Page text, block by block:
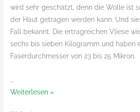
wird sehr geschätzt, denn die Wolle ist
der Haut getragen werden kann. Und
Fall bekannt. Die ertragreichen Vliese
sechs bis sieben Kilogramm und haben
Faserdurchmesser von 23 bis 25 Mikron.
…
Beartooth
Weiterlesen »